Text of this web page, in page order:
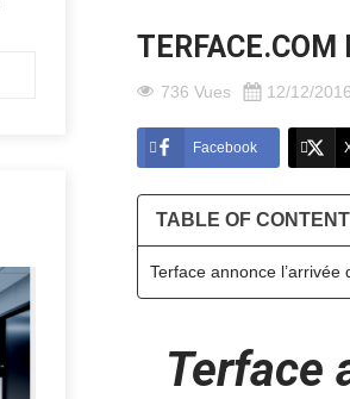
TERFACE.COM
736 Vues 12/12/2016
Facebook
TABLE OF
Terface annonce
Terface